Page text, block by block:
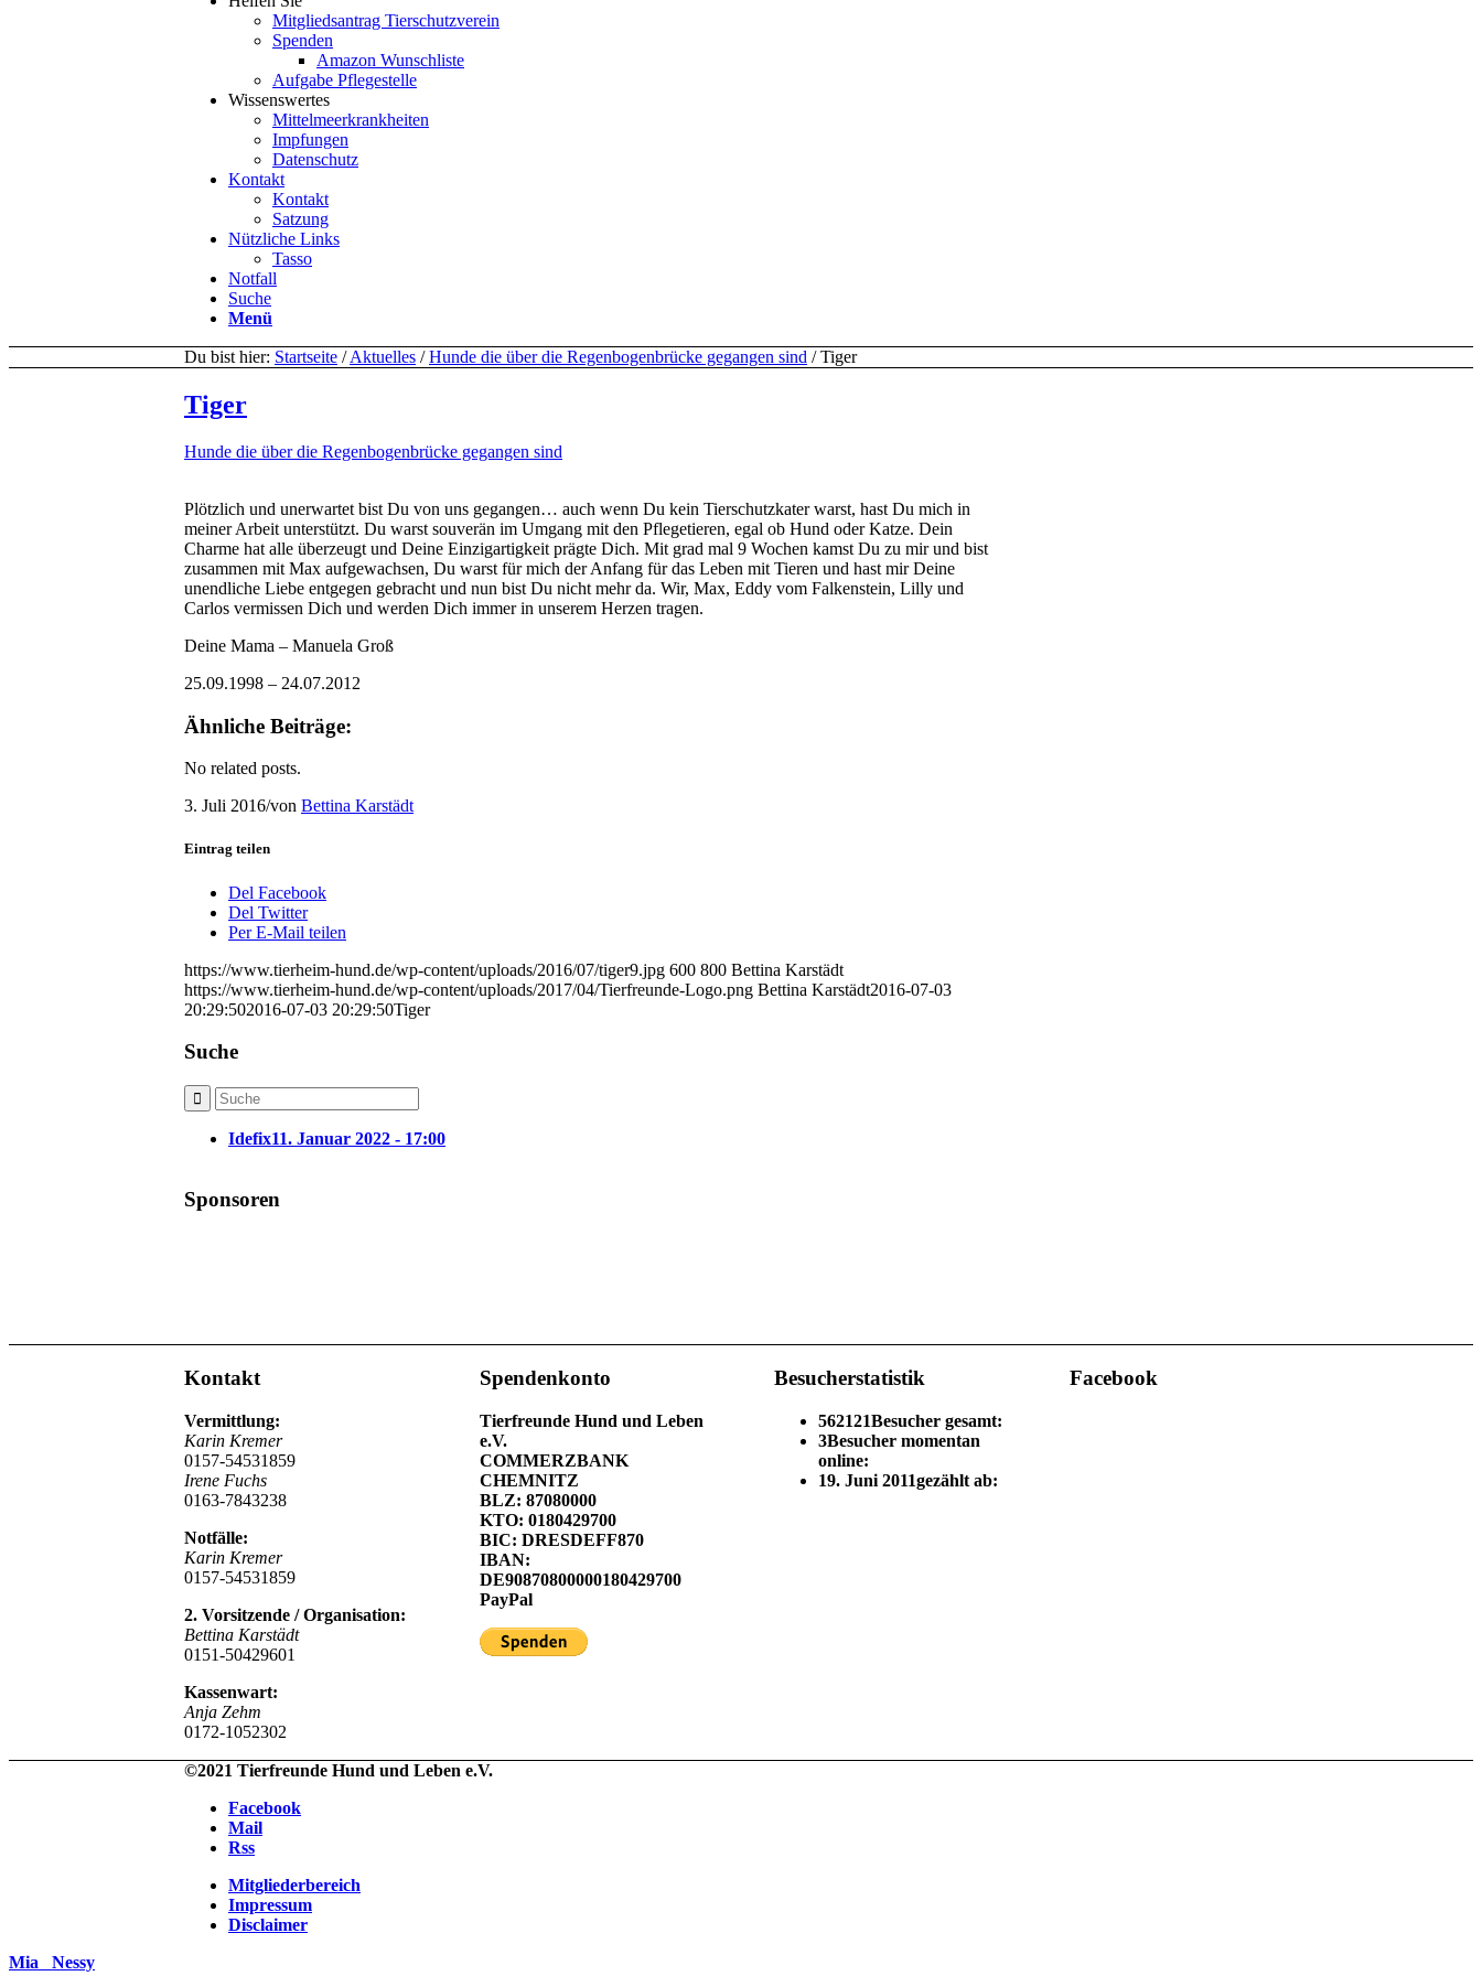
Mitgliedsantrag Tierschutzverein
Spenden
Amazon Wunschliste
Aufgabe Pflegestelle
Wissenswertes
Mittelmeerkrankheiten
Impfungen
Datenschutz
Kontakt
Kontakt
Satzung
Nützliche Links
Tasso
Notfall
Suche
Menü
Du bist hier: Startseite / Aktuelles / Hunde die über die Regenbogenbrücke gegangen sind / Tiger
Tiger
Hunde die über die Regenbogenbrücke gegangen sind
Plötzlich und unerwartet bist Du von uns gegangen… auch wenn Du kein Tierschutzkater warst, hast Du mich in
meiner Arbeit unterstützt. Du warst souverän im Umgang mit den Pflegetieren, egal ob Hund oder Katze. Dein
Charme hat alle überzeugt und Deine Einzigartigkeit prägte Dich. Mit grad mal 9 Wochen kamst Du zu mir und bist
zusammen mit Max aufgewachsen, Du warst für mich der Anfang für das Leben mit Tieren und hast mir Deine
unendliche Liebe entgegen gebracht und nun bist Du nicht mehr da. Wir, Max, Eddy vom Falkenstein, Lilly und
Carlos vermissen Dich und werden Dich immer in unserem Herzen tragen.
Deine Mama – Manuela Groß
25.09.1998 – 24.07.2012
Ähnliche Beiträge:
No related posts.
3. Juli 2016/von Bettina Karstädt
Eintrag teilen
Del Facebook
Del Twitter
Per E-Mail teilen
https://www.tierheim-hund.de/wp-content/uploads/2016/07/tiger9.jpg 600 800 Bettina Karstädt
https://www.tierheim-hund.de/wp-content/uploads/2017/04/Tierfreunde-Logo.png Bettina Karstädt2016-07-03
20:29:502016-07-03 20:29:50Tiger
Suche
Idefix11. Januar 2022 - 17:00
Sponsoren
Kontakt
Vermittlung:
Karin Kremer
0157-54531859
Irene Fuchs
0163-7843238
Notfälle:
Karin Kremer
0157-54531859
2. Vorsitzende / Organisation:
Bettina Karstädt
0151-50429601
Kassenwart:
Anja Zehm
0172-1052302
Spendenkonto
Tierfreunde Hund und Leben
e.V.
COMMERZBANK
CHEMNITZ
BLZ: 87080000
KTO: 0180429700
BIC: DRESDEFF870
IBAN:
DE90870800000180429700
PayPal
Besucherstatistik
562121Besucher gesamt:
3Besucher momentan
online:
19. Juni 2011gezählt ab:
Facebook
©2021 Tierfreunde Hund und Leben e.V.
Facebook
Mail
Rss
Mitgliederbereich
Impressum
Disclaimer
Mia
Nessy